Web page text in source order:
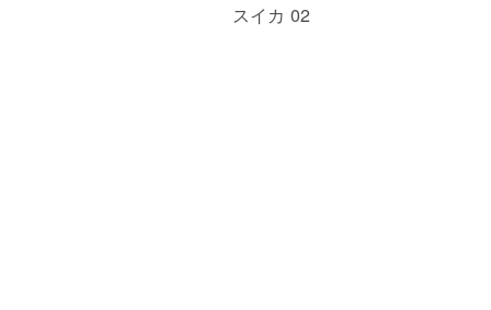
スイカ 02